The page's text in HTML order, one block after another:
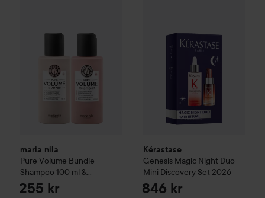
maria nila
Pure Volume Bundle
Shampoo 100 ml &
Conditioner 100 ml
255 kr
Kérastase
Genesis Magic Night Duo
Mini Discovery Set 2026
846 kr